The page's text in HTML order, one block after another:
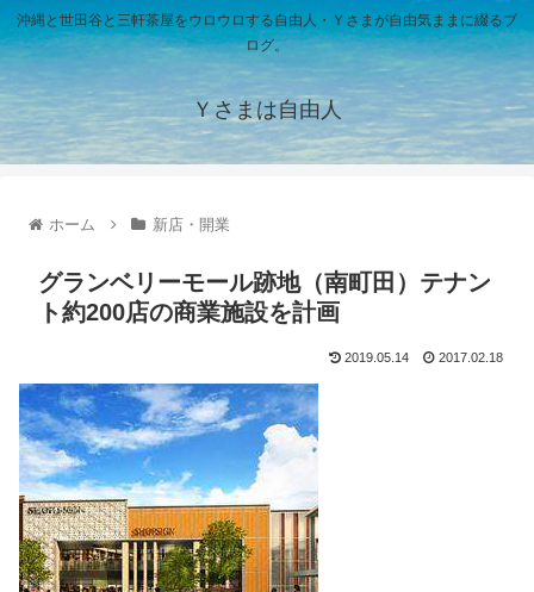
沖縄と世田谷と三軒茶屋をウロウロする自由人・Ｙさまが自由気ままに綴るブ
ログ。
Ｙさまは自由人
ホーム 新店・開業
グランベリーモール跡地（南町田）テナン
ト約200店の商業施設を計画
2019.05.14 2017.02.18